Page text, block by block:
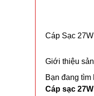
Cáp Sạc
Giới thiệu
Bạn đang tìm
Cáp sạc